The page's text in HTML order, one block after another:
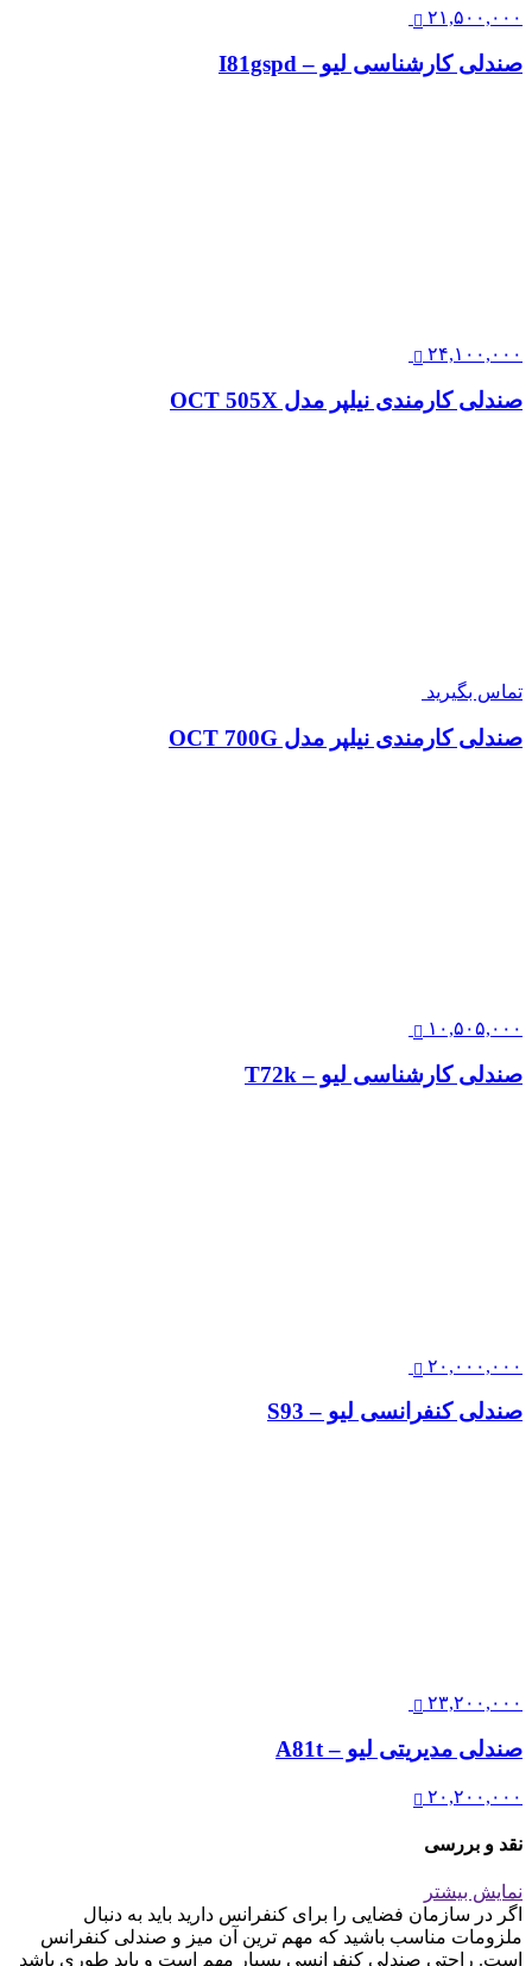
۲۱,۵۰۰,۰۰۰
صندلی کارشناسی لیو – I81gspd
۲۴,۱۰۰,۰۰۰
صندلی کارمندی نیلپر مدل OCT 505X
تماس بگیرید
صندلی کارمندی نیلپر مدل OCT 700G
۱۰,۵۰۵,۰۰۰
صندلی کارشناسی لیو – T72k
۲۰,۰۰۰,۰۰۰
صندلی کنفرانسی لیو – S93
۲۳,۲۰۰,۰۰۰
صندلی مدیریتی لیو – A81t
۲۰,۲۰۰,۰۰۰
نقد و بررسی
نمایش بیشتر
اگر در سازمان فضایی را برای کنفرانس دارید باید به دنبال
ملزومات مناسب باشید که مهم ترین آن میز و صندلی کنفرانس
است. راحتی صندلی کنفرانسی بسیار مهم است و باید طوری باشد